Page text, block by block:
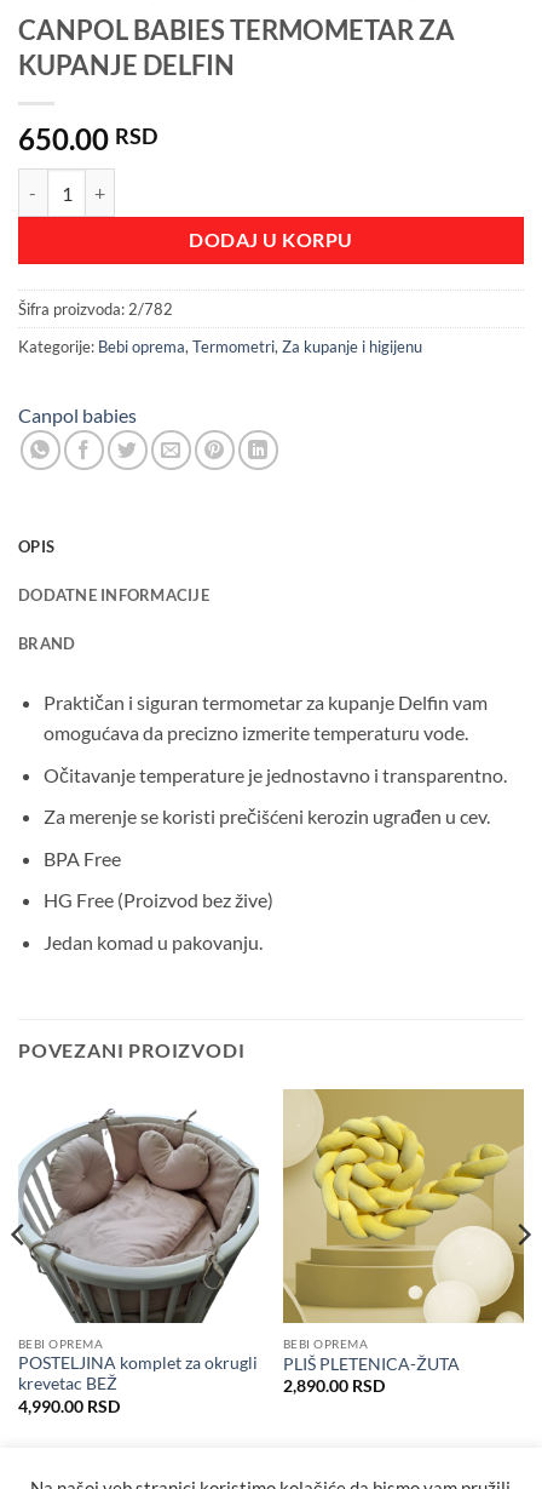
CANPOL BABIES TERMOMETAR ZA
KUPANJE DELFIN
650.00 RSD
DODAJ U KORPU
Šifra proizvoda: 2/782
Kategorije: Bebi oprema, Termometri, Za kupanje i higijenu
Canpol babies
OPIS
DODATNE INFORMACIJE
BRAND
Praktičan i siguran termometar za kupanje Delfin vam
omogućava da precizno izmerite temperaturu vode.
Očitavanje temperature je jednostavno i transparentno.
Za merenje se koristi prečišćeni kerozin ugrađen u cev.
BPA Free
HG Free (Proizvod bez žive)
Jedan komad u pakovanju.
POVEZANI PROIZVODI
BEBI OPREMA
POSTELJINA komplet za okrugli
krevetac BEŽ
4,990.00 RSD
BEBI OPREMA
PLIŠ PLETENICA-ŽUTA
2,890.00 RSD